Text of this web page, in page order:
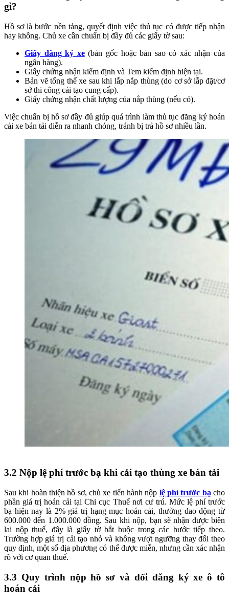
gì?
Hồ sơ là bước nền tảng, quyết định việc thủ tục có được tiếp nhận
hay không. Chủ xe cần chuẩn bị đầy đủ các giấy tờ sau:
Giấy đăng ký xe(bản gốc hoặc bản sao có xác nhận của
ngân hàng).
Giấy chứng nhận kiểm định và Tem kiểm định hiện tại.
Bản vẽ tổng thể xe sau khi lắp nắp thùng (do cơ sở lắp đặt/cơ
sở thi công cải tạo cung cấp).
Giấy chứng nhận chất lượng của nắp thùng (nếu có).
Việc chuẩn bị hồ sơ đầy đủ giúp quá trình làm thủ tục đăng ký hoán
cải xe bán tải diễn ra nhanh chóng, tránh bị trả hồ sơ nhiều lần.
3.2 Nộp lệ phí trước bạ khi cải tạo thùng xe bán tải
Sau khi hoàn thiện hồ sơ, chủ xe tiến hành nộp lệ phí trước bạ cho
phần giá trị hoán cải tại Chi cục Thuế nơi cư trú. Mức lệ phí trước
bạ hiện nay là 2% giá trị hạng mục hoán cải, thường dao động từ
600.000 đến 1.000.000 đồng. Sau khi nộp, bạn sẽ nhận được biên
lai nộp thuế, đây là giấy tờ bắt buộc trong các bước tiếp theo.
Trường hợp giá trị cải tạo nhỏ và không vượt ngưỡng thay đổi theo
quy định, một số địa phương có thể được miễn, nhưng cần xác nhận
rõ với cơ quan thuế.
3.3 Quy trình nộp hồ sơ và đổi đăng ký xe ô tô
hoán cải